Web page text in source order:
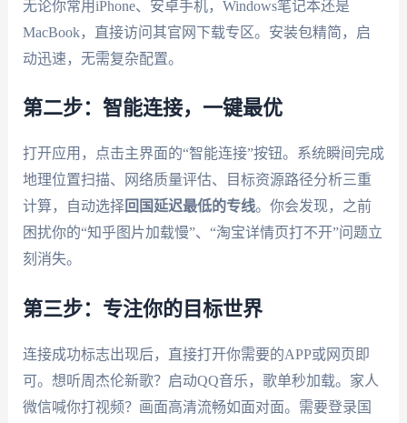
无论你常用iPhone、安卓手机，Windows笔记本还是
MacBook，直接访问其官网下载专区。安装包精简，启
动迅速，无需复杂配置。
第二步：智能连接，一键最优
打开应用，点击主界面的“智能连接”按钮。系统瞬间完成
地理位置扫描、网络质量评估、目标资源路径分析三重
计算，自动选择回国延迟最低的专线。你会发现，之前
困扰你的“知乎图片加载慢”、“淘宝详情页打不开”问题立
刻消失。
第三步：专注你的目标世界
连接成功标志出现后，直接打开你需要的APP或网页即
可。想听周杰伦新歌？启动QQ音乐，歌单秒加载。家人
微信喊你打视频？画面高清流畅如面对面。需要登录国